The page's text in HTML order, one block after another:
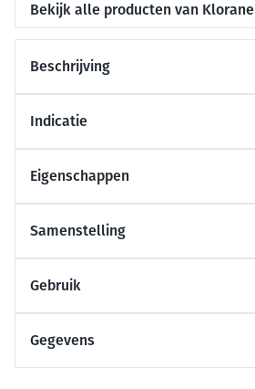
Bekijk alle producten van Klorane
Beschrijving
Indicatie
Eigenschappen
Samenstelling
Gebruik
Gegevens